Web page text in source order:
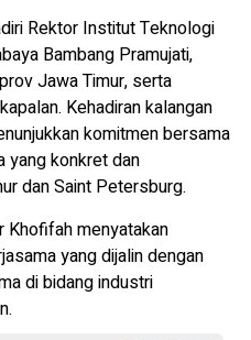
Rektor Institut Teknologi
Bambang Pramujati,
Jawa Timur, serta
Kehadiran kalangan
komitmen bersama
yang konkret dan
dan Saint Petersburg.
Khofifah menyatakan
yang dijalin dengan
di bidang industri